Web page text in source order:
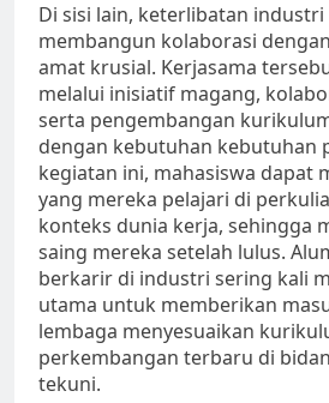
Di sisi lain, keterlibatan industri
membangun kolaborasi
amat krusial. Kerjasama
melalui inisiatif magang,
serta pengembangan
dengan kebutuhan kebutuhan
kegiatan ini, mahasiswa dapat
yang mereka pelajari di
konteks dunia kerja, sehingga
saing mereka setelah lulus.
berkarir di industri sering kali
utama untuk memberikan
lembaga menyesuaikan
perkembangan terbaru di
tekuni.